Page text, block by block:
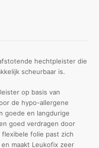
hechtpleister die
scheurbaar is.
op basis van
de hypo-allergene
goede en langdurige
goed verdragen door
folie past zich
maakt Leukofix zeer